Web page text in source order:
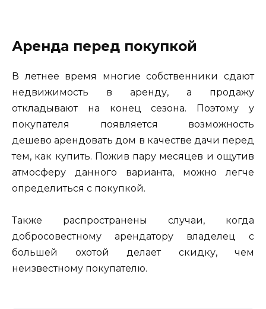
Аренда перед покупкой
В летнее время многие собственники сдают
недвижимость в аренду, а продажу
откладывают на конец сезона. Поэтому у
покупателя появляется возможность
дешево арендовать дом в качестве дачи перед
тем, как купить. Пожив пару месяцев и ощутив
атмосферу данного варианта, можно легче
определиться с покупкой.
Также распространены случаи, когда
добросовестному арендатору владелец с
большей охотой делает скидку, чем
неизвестному покупателю.